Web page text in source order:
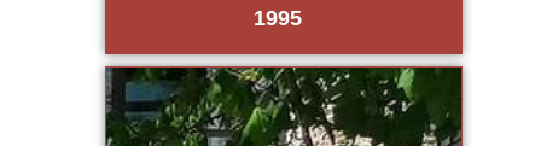
1995